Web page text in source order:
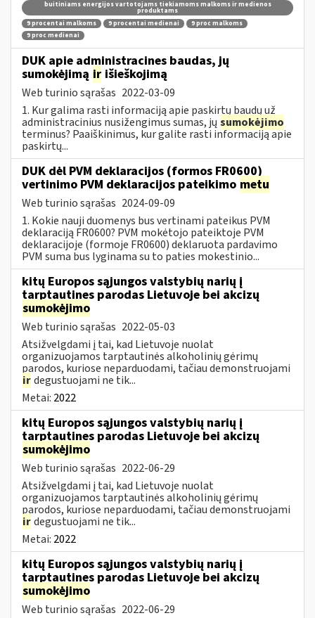
buitiniams energijos vartotojams tiekiamoms malkoms ir medienos
produktams
9 procentai malkoms
9 procentai medienai
9 proc malkoms
9 proc medienai
DUK apie administracines baudas, jų
sumokėjimą ir išieškojimą
Web turinio sąrašas 2022-03-09
1. Kur galima rasti informaciją apie paskirtų baudų už
administracinius nusižengimus sumas, jų sumokėjimo
terminus? Paaiškinimus, kur galite rasti informaciją apie
paskirtų...
DUK dėl PVM deklaracijos (formos FR0600)
vertinimo PVM deklaracijos pateikimo metu
Web turinio sąrašas 2024-09-09
1. Kokie nauji duomenys bus vertinami pateikus PVM
deklaraciją FR0600? PVM mokėtojo pateiktoje PVM
deklaracijoje (formoje FR0600) deklaruota pardavimo
PVM suma bus lyginama su to paties mokestinio...
kitų Europos sąjungos valstybių narių į
tarptautines parodas Lietuvoje bei akcizų
sumokėjimo
Web turinio sąrašas 2022-05-03
Atsižvelgdami į tai, kad Lietuvoje nuolat
organizuojamos tarptautinės alkoholinių gėrimų
parodos, kuriose neparduodami, tačiau demonstruojami
irdegustuojami ne tik...
Metai: 2022
kitų Europos sąjungos valstybių narių į
tarptautines parodas Lietuvoje bei akcizų
sumokėjimo
Web turinio sąrašas 2022-06-29
Atsižvelgdami į tai, kad Lietuvoje nuolat
organizuojamos tarptautinės alkoholinių gėrimų
parodos, kuriose neparduodami, tačiau demonstruojami
irdegustuojami ne tik...
Metai: 2022
kitų Europos sąjungos valstybių narių į
tarptautines parodas Lietuvoje bei akcizų
sumokėjimo
Web turinio sąrašas 2022-06-29